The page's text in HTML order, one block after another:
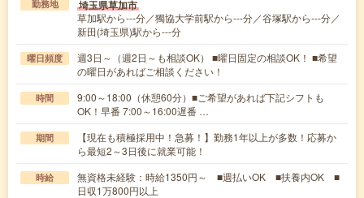
勤務地 埼玉県草加市
草加駅から---分／獨協大学前駅から---分／谷塚駅から---分／
新田(埼玉県)駅から---分
曜日頻度
週3日～（週2日～も相談OK） ■曜日固定の相談OK！ ■希望
の曜日があればご相談ください！
時間
9:00～18:00（休憩60分）■ご希望があれば下記シフトも
OK！早番 7:00～16:00遅番 …
期間
【現在も積極採用中！急募！】勤務1年以上が多数！応募か
ら最短2～3日後に就業可能！
時給
無資格未経験：時給1350円～ ■週払いOK ■扶養内OK ■
日収1万800円以上